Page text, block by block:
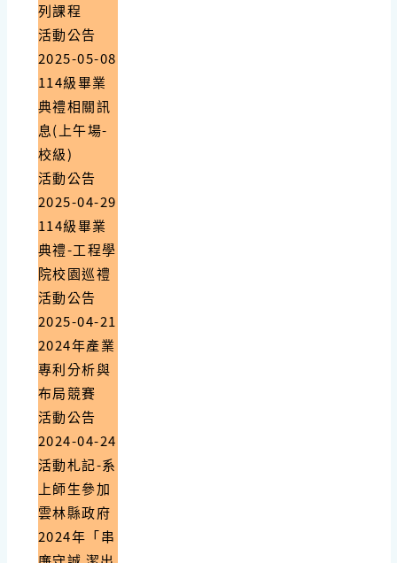
列課程
活動公告
2025-05-08
114級畢業
典禮相關訊
息(上午場-
校級)
活動公告
2025-04-29
114級畢業
典禮-工程學
院校園巡禮
活動公告
2025-04-21
2024年產業
專利分析與
布局競賽
活動公告
2024-04-24
活動札記-系
上師生參加
雲林縣政府
2024年「串